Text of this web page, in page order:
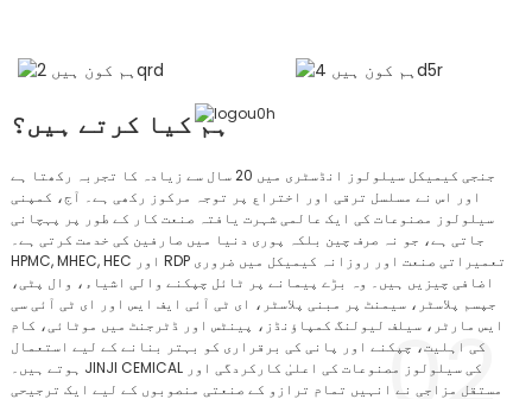
ہم کیا کرتے ہیں؟
جنجی کیمیکل سیلولوز انڈسٹری میں 20 سال سے زیادہ کا تجربہ رکھتا ہے
اور اس نے مسلسل ترقی اور اختراع پر توجہ مرکوز رکھی ہے۔ آج، کمپنی
سیلولوز مصنوعات کی ایک عالمی شہرت یافتہ صنعت کار کے طور پر پہچانی
جاتی ہے، جو نہ صرف چین بلکہ پوری دنیا میں صارفین کی خدمت کرتی ہے۔
HPMC, MHEC, HEC اور RDP تعمیراتی صنعت اور روزانہ کیمیکل میں ضروری
اضافی چیزیں ہیں۔ وہ بڑے پیمانے پر ٹائل چپکنے والی اشیاء، وال پٹی،
جپسم پلاسٹر، سیمنٹ پر مبنی پلاسٹر، ای ٹی آئی ایف ایس اور ای ٹی آئی سی
ایس مارٹر، سیلف لیولنگ کمپاؤنڈز، پینٹس اور ڈٹرجنٹ میں موٹائی، کام
کی اہلیت، چپکنے اور پانی کی برقراری کو بہتر بنانے کے لیے استعمال
ہوتے ہیں۔ JINJI CEMICAL کی سیلولوز مصنوعات کی اعلیٰ کارکردگی اور
مستقل مزاجی نے انہیں تمام ترازو کے صنعتی منصوبوں کے لیے ایک ترجیحی